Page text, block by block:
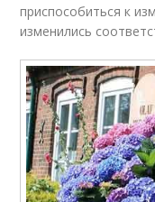
приспособиться к
изменились